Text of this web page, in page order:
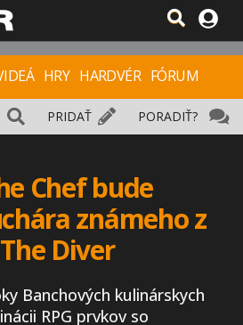
HRY HARDVÉR FÓRUM
PORADIŤ?
PRIDAŤ
Chef bude
známeho z
Diver
Banchových kulinárskych
RPG prvkov so